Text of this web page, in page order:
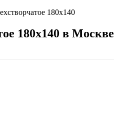
180x140
180x140 в Москве